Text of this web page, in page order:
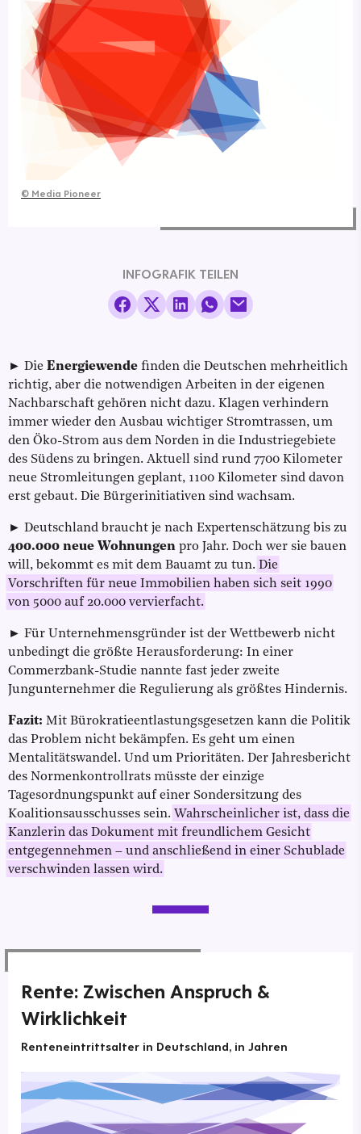
© Media Pioneer
INFOGRAFIK TEILEN
► Die Energiewende finden die Deutschen mehrheitlich
richtig, aber die notwendigen Arbeiten in der eigenen
Nachbarschaft gehören nicht dazu. Klagen verhindern
immer wieder den Ausbau wichtiger Stromtrassen, um
den Öko-Strom aus dem Norden in die Industriegebiete
des Südens zu bringen. Aktuell sind rund 7700 Kilometer
neue Stromleitungen geplant, 1100 Kilometer sind davon
erst gebaut. Die Bürgerinitiativen sind wachsam.
► Deutschland braucht je nach Expertenschätzung bis zu
400.000 neue Wohnungen pro Jahr. Doch wer sie bauen
will, bekommt es mit dem Bauamt zu tun. Die
Vorschriften für neue Immobilien haben sich seit 1990
von 5000 auf 20.000 vervierfacht.
► Für Unternehmensgründer ist der Wettbewerb nicht
unbedingt die größte Herausforderung: In einer
Commerzbank-Studie nannte fast jeder zweite
Jungunternehmer die Regulierung als größtes Hindernis.
Fazit: Mit Bürokratieentlastungsgesetzen kann die Politik
das Problem nicht bekämpfen. Es geht um einen
Mentalitätswandel. Und um Prioritäten. Der Jahresbericht
des Normenkontrollrats müsste der einzige
Tagesordnungspunkt auf einer Sondersitzung des
Koalitionsausschusses sein. Wahrscheinlicher ist, dass die
Kanzlerin das Dokument mit freundlichem Gesicht
entgegennehmen – und anschließend in einer Schublade
verschwinden lassen wird.
Rente: Zwischen Anspruch &
Wirklichkeit
Renteneintrittsalter in Deutschland, in Jahren